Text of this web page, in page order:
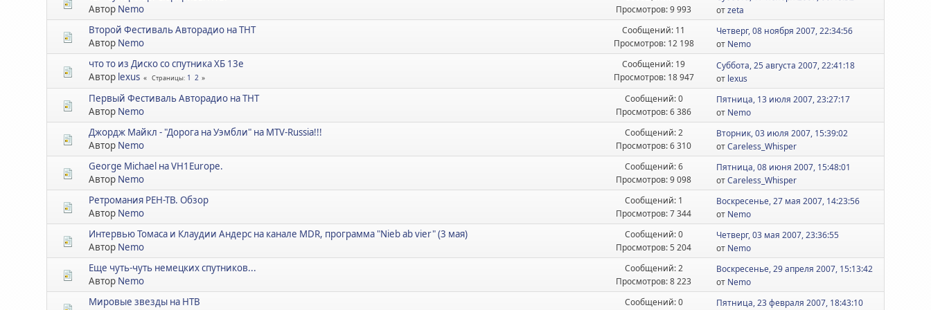
Автор Nemo
Просмотров: 9 993
отzeta
Второй Фестиваль Авторадио на ТНТ
Автор Nemo
Сообщений: 11
Просмотров: 12 198
Четверг, 08 ноября 2007, 22:34:56
от Nemo
что то из Диско со спутника ХБ 13е
Автор lexus Страницы 1 2
Сообщений: 19
Просмотров: 18 947
Суббота, 25 августа 2007, 22:41:18
от lexus
Первый Фестиваль Авторадио на ТНТ
Автор Nemo
Сообщений: 0
Просмотров: 6 386
Пятница, 13 июля 2007, 23:27:17
от Nemo
Джордж Майкл - "Дорога на Уэмбли" на MTV-Russia!!!
Автор Nemo
Сообщений: 2
Просмотров: 6 310
Вторник, 03 июля 2007, 15:39:02
отCareless_Whisper
George Michael на VH1Europe.
Автор Nemo
Сообщений: 6
Просмотров: 9 098
Пятница, 08 июня 2007, 15:48:01
отCareless_Whisper
Ретромания РЕН-ТВ. Обзор
Автор Nemo
Сообщений: 1
Просмотров: 7 344
Воскресенье, 27 мая 2007, 14:23:56
от Nemo
Интервью Томаса и Клаудии Андерс на канале MDR, программа "Nieb ab vier" (3 мая)
Автор Nemo
Сообщений: 0
Просмотров: 5 204
Четверг, 03 мая 2007, 23:36:55
от Nemo
Еще чуть-чуть немецких спутников...
Автор Nemo
Сообщений: 2
Просмотров: 8 223
Воскресенье, 29 апреля 2007, 15:13:42
от Nemo
Мировые звезды на НТВ
Сообщений: 0
Пятница, 23 февраля 2007, 18:43:10